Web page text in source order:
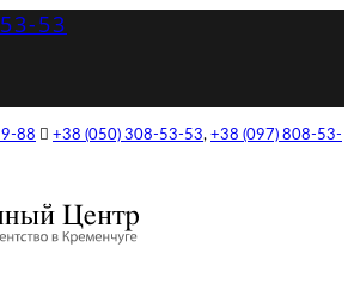
53
88 +38 (050) 308-53-53, +38 (097) 808-53-